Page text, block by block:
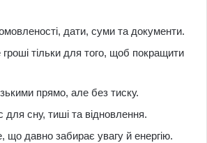
дати, суми та документи.
тільки для того, щоб покращити
прямо, але без тиску.
сну, тиші та відновлення.
що давно забирає увагу й енергію.